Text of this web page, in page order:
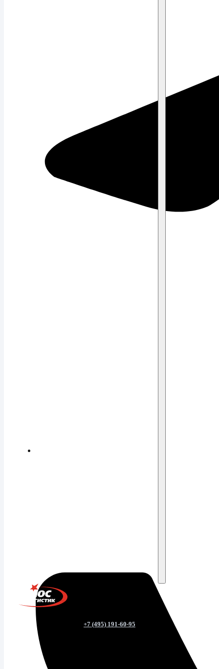
+7 (495) 191-60-95